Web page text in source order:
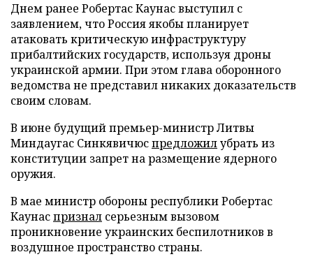
Днем ранее Робертас Каунас выступил с
заявлением, что Россия якобы планирует
атаковать критическую инфраструктуру
прибалтийских государств, используя дроны
украинской армии. При этом глава оборонного
ведомства не представил никаких доказательств
своим словам.
В июне будущий премьер-министр Литвы
Миндаугас Синкявичюспредложилубрать из
конституции запрет на размещение ядерного
оружия.
В мае министр обороны республики Робертас
Каунаспризнал серьезным вызовом
проникновение украинских беспилотников в
воздушное пространство страны.